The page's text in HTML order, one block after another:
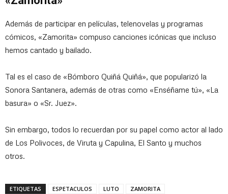
Además de participar en películas, telenovelas y programas
cómicos, «Zamorita» compuso canciones icónicas que incluso
hemos cantado y bailado.
Tal es el caso de «Bómboro Quiñá Quiñá», que popularizó la
Sonora Santanera, además de otras como «Enséñame tú», «La
basura» o «Sr. Juez».
Sin embargo, todos lo recuerdan por su papel como actor al lado
de Los Polivoces, de Viruta y Capulina, El Santo y muchos
otros.
ETIQUETAS ESPETACULOS LUTO ZAMORITA